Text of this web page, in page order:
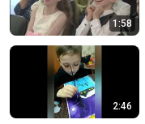
1:58
2:46